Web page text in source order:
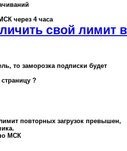
через 4 часа
свой лимит в
то заморозка подписки будет
?
повторных загрузок превышен,
МСК